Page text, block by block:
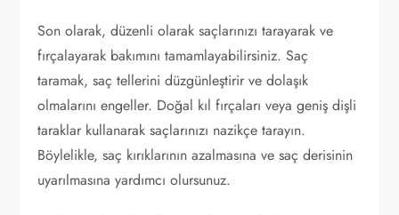
Son olarak, düzenli olarak saçlarınızı tarayarak ve
fırçalayarak bakımını tamamlayabilirsiniz. Saç
taramak, saç tellerini düzgünleştirir ve dolaşık
olmalarını engeller. Doğal kıl fırçaları veya geniş dişli
taraklar kullanarak saçlarınızı nazikçe tarayın.
Böylelikle, saç kırıklarının azalmasına ve saç derisinin
uyarılmasına yardımcı olursunuz.